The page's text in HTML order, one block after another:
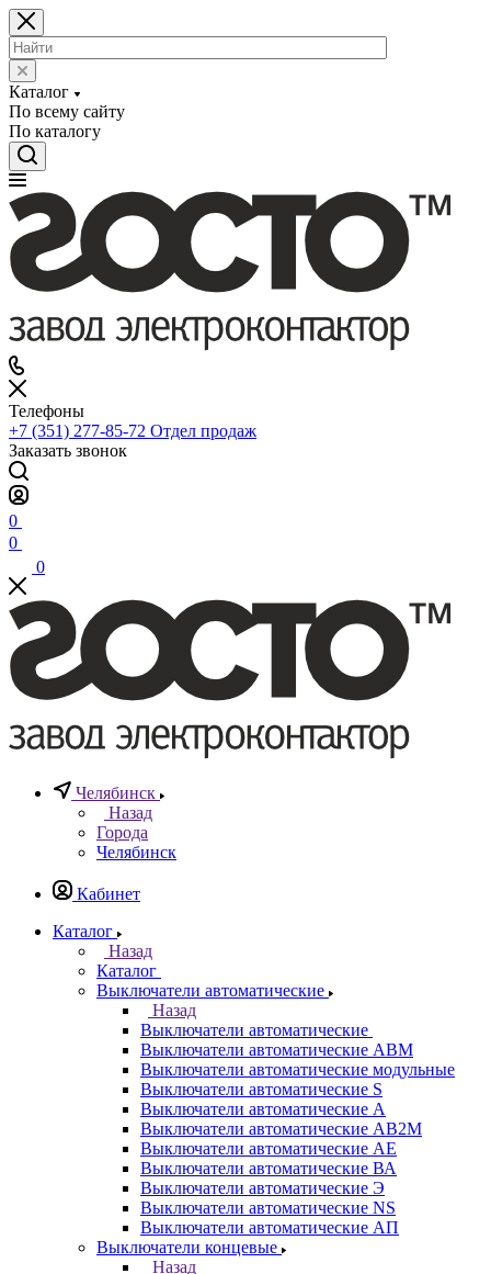
Каталог
По всему сайту
По каталогу
Телефоны
+7 (351) 277-85-72 Отдел продаж
Заказать звонок
0
0
0
Челябинск
Назад
Города
Челябинск
Кабинет
Каталог
Назад
Каталог
Выключатели автоматические
Назад
Выключатели автоматические
Выключатели автоматические АВМ
Выключатели автоматические модульные
Выключатели автоматические S
Выключатели автоматические А
Выключатели автоматические АВ2М
Выключатели автоматические АЕ
Выключатели автоматические ВА
Выключатели автоматические Э
Выключатели автоматические NS
Выключатели автоматические АП
Выключатели концевые
Назад